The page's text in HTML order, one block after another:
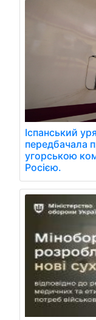
Іспанський
передбачала
угорською
Росією.